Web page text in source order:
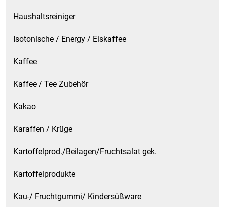
Haushaltsreiniger
Isotonische / Energy / Eiskaffee
Kaffee
Kaffee / Tee Zubehör
Kakao
Karaffen / Krüge
Kartoffelprod./Beilagen/Fruchtsalat gek.
Kartoffelprodukte
Kau-/ Fruchtgummi/ Kindersüßware